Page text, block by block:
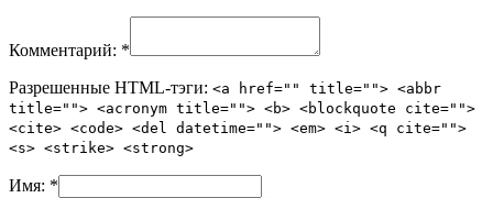
Комментарий: *
Разрешенные HTML-тэги: <a href="" title=""> <abbr
title=""> <acronym title=""> <b> <blockquote cite="">
<cite> <code> <del datetime=""> <em> <i> <q cite="">
<s> <strike> <strong>
Имя: *